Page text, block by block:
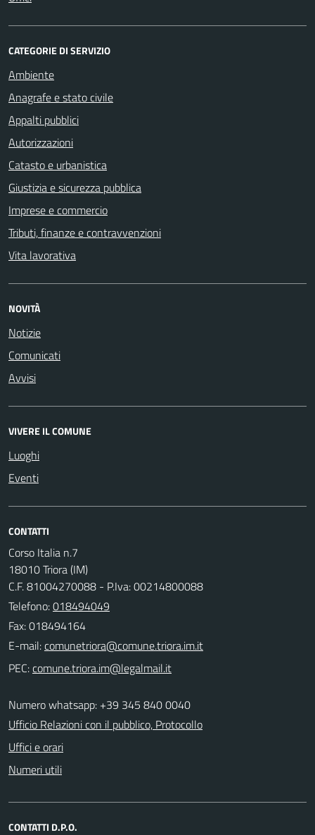
CATEGORIE DI SERVIZIO
Ambiente
Anagrafe e stato civile
Appalti pubblici
Autorizzazioni
Catasto e urbanistica
Giustizia e sicurezza pubblica
Imprese e commercio
Tributi, finanze e contravvenzioni
Vita lavorativa
NOVITÀ
Notizie
Comunicati
Avvisi
VIVERE IL COMUNE
Luoghi
Eventi
CONTATTI
Corso Italia n.7
18010 Triora (IM)
C.F. 81004270088 - P.Iva: 00214800088
Telefono:018494049
Fax: 018494164
E-mail:
PEC:
Numero whatsapp: +39 345 840 0040
Ufficio Relazioni con il pubblico, Protocollo
Uffici e orari
Numeri utili
CONTATTI D.P.O.